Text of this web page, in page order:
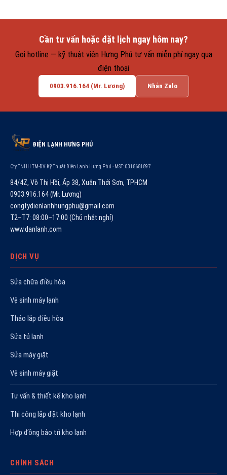
Cần tư vấn hoặc đặt lịch ngay hôm nay?
Gọi hotline — kỹ thuật viên Hưng Phú tư vấn miễn phí ngay qua
điện thoại
0903.916.164 (Mr. Lương) Nhắn Zalo
ĐIỆN LẠNH HƯNG PHÚ
Cty TNHH TM-DV Kỹ Thuật Điện Lạnh Hưng Phú · MST: 0318681897
84/4Z, Võ Thị Hồi, Ấp 38, Xuân Thới Sơn, TPHCM
0903.916.164 (Mr. Lương)
congtydienlanhhungphu@gmail.com
T2–T7: 08:00–17:00 (Chủ nhật nghỉ)
www.danlanh.com
DỊCH VỤ
Sửa chữa điều hòa
Vệ sinh máy lạnh
Tháo lắp điều hòa
Sửa tủ lạnh
Sửa máy giặt
Vệ sinh máy giặt
Tư vấn & thiết kế kho lạnh
Thi công lắp đặt kho lạnh
Hợp đồng bảo trì kho lạnh
CHÍNH SÁCH